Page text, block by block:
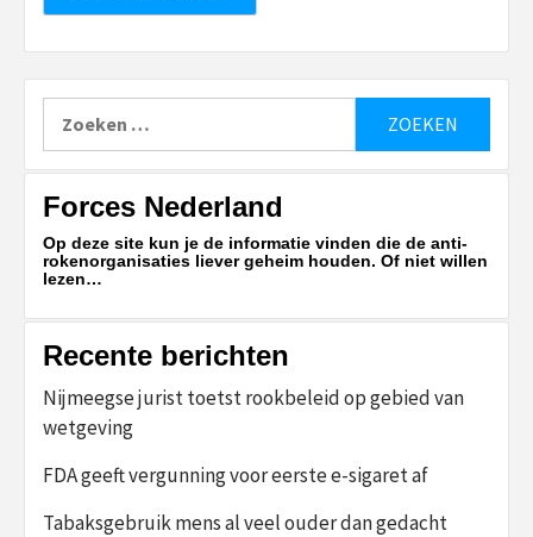
naar:
Forces Nederland
Op deze site kun je de informatie vinden die de anti-
rokenorganisaties liever geheim houden. Of niet willen
lezen…
Recente berichten
Nijmeegse jurist toetst rookbeleid op gebied van
wetgeving
FDA geeft vergunning voor eerste e-sigaret af
Tabaksgebruik mens al veel ouder dan gedacht